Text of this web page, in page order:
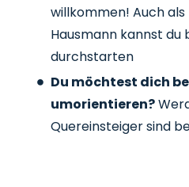
willkommen! Auch
Hausmann kannst du
durchstarten
Du möchtest dich
umorientieren?
Quereinsteiger sind